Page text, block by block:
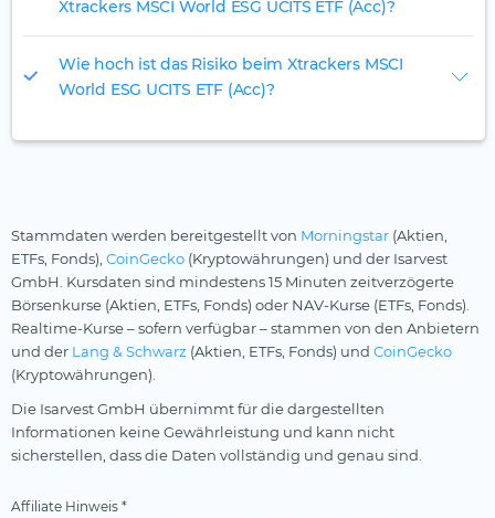
Xtrackers MSCI World ESG UCITS ETF (Acc)?
Wie hoch ist das Risiko beim Xtrackers MSCI
World ESG UCITS ETF (Acc)?
Stammdaten werden bereitgestellt von Morningstar (Aktien,
ETFs, Fonds), CoinGecko (Kryptowährungen) und der Isarvest
GmbH. Kursdaten sind mindestens 15 Minuten zeitverzögerte
Börsenkurse (Aktien, ETFs, Fonds) oder NAV-Kurse (ETFs, Fonds).
Realtime-Kurse – sofern verfügbar – stammen von den Anbietern
und der Lang & Schwarz (Aktien, ETFs, Fonds) und CoinGecko
(Kryptowährungen).
Die Isarvest GmbH übernimmt für die dargestellten
Informationen keine Gewährleistung und kann nicht
sicherstellen, dass die Daten vollständig und genau sind.
Affiliate Hinweis *